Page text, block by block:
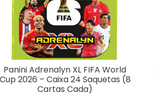
Panini Adrenalyn XL FIFA World
Cup 2026 – Caixa 24 Saquetas (8
Cartas Cada)